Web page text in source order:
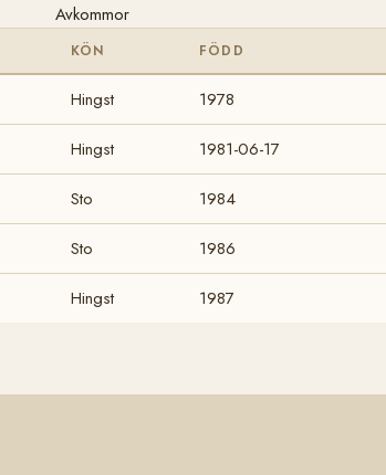
Avkommor
KÖN FÖDD
Hingst 1978
Hingst 1981-06-17
Sto 1984
Sto 1986
Hingst 1987